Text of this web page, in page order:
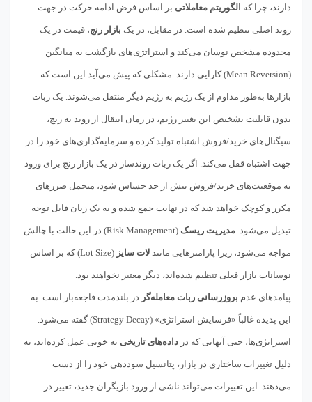
دارند، چرا که الگوریتم معاملاتی بر اساس فرض ادامه حرکت در جهت
روند اصلی تنظیم شده است. در مقابل، در یک بازار رنج، قیمت در یک
محدوده مشخص نوسان می‌کند و استراتژی‌های بازگشت به میانگین
(Mean Reversion) کارایی دارند. مشکلی که پیش می‌آید این است که
بازارها به‌طور مداوم از یک رژیم به رژیم دیگر منتقل می‌شوند. یک ربات
بدون قابلیت تشخیص این تغییر رژیم، در زمان انتقال از روند به رنج،
سیگنال‌های خرید/فروش اشتباه تولید کرده و سرمایه‌گذاری‌های خود را در
جهت اشتباه قفل می‌کند. اگر یک ربات روندساز در یک بازار رنج برای ورود
به موقعیت‌های خرید/فروش بیش از حد حساس شود، متحمل ضررهای
مکرر و کوچک خواهد شد که در نهایت جمع شده و به یک زیان قابل توجه
تبدیل می‌شود. مدیریت ریسک (Risk Management) در این حالت با چالش
مواجه می‌شود، زیرا پارامترهایی مانند لات سایز (Lot Size) که بر اساس
نوسانات بازار فعلی تنظیم شده‌اند، دیگر معتبر نخواهند بود.
پیامدهای عدم بروزرسانی ربات معامله‌گر در بلندمدت فاجعه‌بار است. به
این پدیده غالباً «فرسایش استراتژی» (Strategy Decay) گفته می‌شود.
استراتژی‌ها، حتی آنهایی که در داده‌های تاریخی به خوبی عمل کرده‌اند، به
دلیل تغییرات ساختاری در بازار، پتانسیل سوددهی خود را از دست
می‌دهند. این تغییرات می‌تواند ناشی از ورود بازیگران جدید، تغییر در